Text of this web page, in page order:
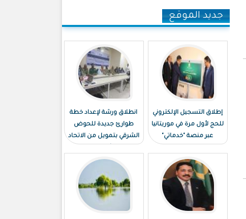
جديد الموقع
إطلاق التسجيل الإلكتروني
للحج لأول مرة في موريتانيا
عبر منصة "خدماتي"
انطلاق ورشة لإعداد خطة
طوارئ جديدة للحوض
الشرقي بتمويل من الاتحاد